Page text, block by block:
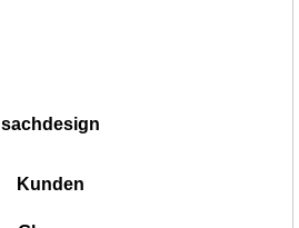
sachdesign
Kunden